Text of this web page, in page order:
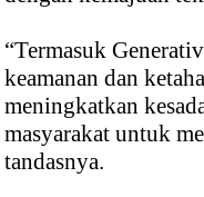
“Termasuk
keamanan dan
meningkatkan
masyarakat untuk
tandasnya.